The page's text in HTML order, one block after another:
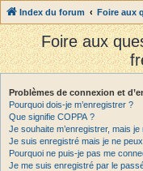
Index du forum Foire aux
Foire aux
Problèmes de connexion et
Pourquoi dois-je m’enregistrer ?
Que signifie COPPA ?
Je souhaite m’enregistrer, mais je
Je suis enregistré mais je ne
Pourquoi ne puis-je pas me
Je me suis enregistré par le